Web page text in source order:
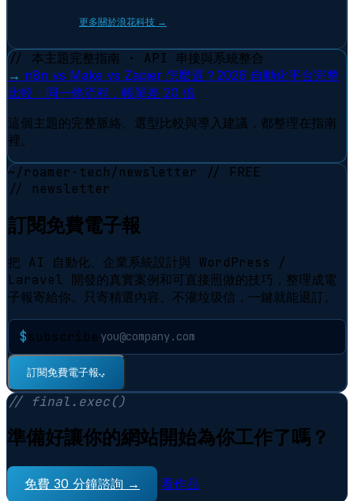
更多關於浪花科技 →
// 本主題完整指南 · API 串接與系統整合
→ n8n vs Make vs Zapier 怎麼選？2026 自動化平台完整
比較：同一條流程，帳單差 20 倍
這個主題的完整脈絡、選型比較與導入建議，都整理在指南
裡。
~/roamer-tech/newsletter
// FREE
// newsletter
訂閱免費電子報
把 AI 自動化、企業系統設計與 WordPress /
Laravel 開發的真實案例和可直接照做的技巧，整理成電
子報寄給你。只寄精選內容、不灌垃圾信，一鍵就能退訂。
$subscribe
訂閱免費電子報⠋
// final.exec()
準備好讓你的網站開始為你工作了嗎？
免費 30 分鐘諮詢 → 看作品